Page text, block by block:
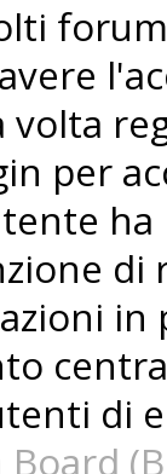
volta
per
in
di